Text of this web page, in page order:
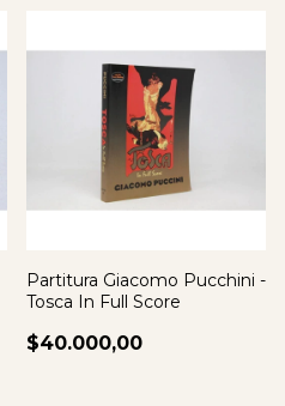
Partitura Giacomo Pucchini -
Tosca In Full Score
$40.000,00